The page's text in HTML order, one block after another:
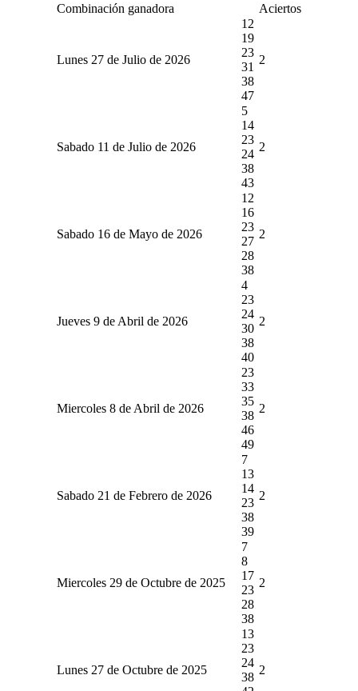
Combinación ganadora Aciertos
Lunes 27 de Julio de 2026
12
19
23
31
38
47
2
Sabado 11 de Julio de 2026
5
14
23
24
38
43
2
Sabado 16 de Mayo de 2026
12
16
23
27
28
38
2
Jueves 9 de Abril de 2026
4
23
24
30
38
40
2
Miercoles 8 de Abril de 2026
23
33
35
38
46
49
2
Sabado 21 de Febrero de 2026
7
13
14
23
38
39
2
Miercoles 29 de Octubre de 2025
7
8
17
23
28
38
2
Lunes 27 de Octubre de 2025
13
23
24
38
2